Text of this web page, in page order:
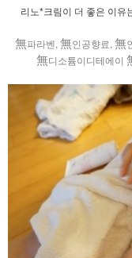
리노*크림이 더 좋은 이유
無파라벤, 無인공향료, 無
無디소튬이디테에이